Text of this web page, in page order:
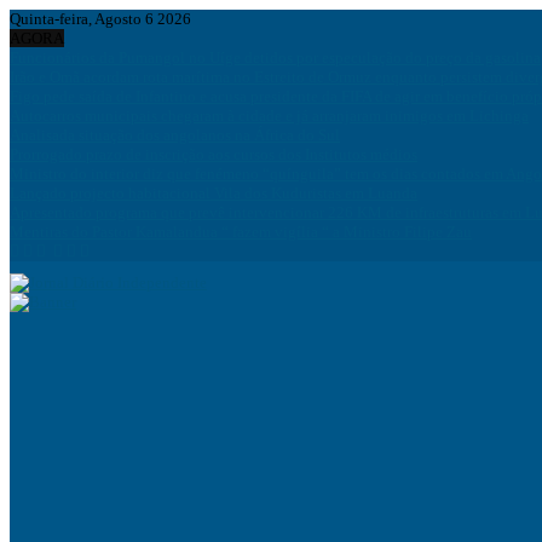
Quinta-feira, Agosto 6 2026